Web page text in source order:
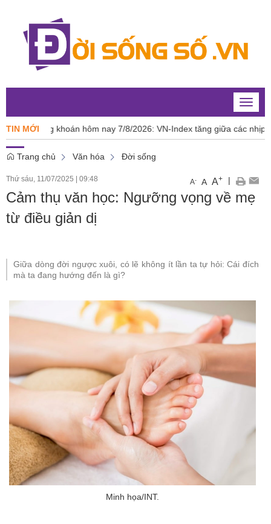
Toggle
TIN MỚIkhoán hôm nay 7/8/2026: VN-Index tăng giữa các nhịp rung lắc
Trang chủ Văn hóa Đời sống
Thứ sáu, 11/07/2025 09:48 A- A A+ |
Cảm thụ văn học: Ngưỡng vọng về mẹ
từ điều giản dị
Giữa dòng đời ngược xuôi, có lẽ không ít lần ta tự hỏi: Cái đích
mà ta đang hướng đến là gì?
Minh họa/INT.